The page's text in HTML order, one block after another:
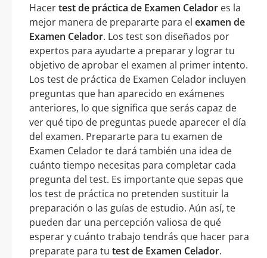
Hacertest de práctica de Examen Celador es la
mejor manera de prepararte para el examen de
Examen Celador. Los test son diseñados por
expertos para ayudarte a preparar y lograr tu
objetivo de aprobar el examen al primer intento.
Los test de práctica de Examen Celador incluyen
preguntas que han aparecido en exámenes
anteriores, lo que significa que serás capaz de
ver qué tipo de preguntas puede aparecer el día
del examen. Prepararte para tu examen de
Examen Celador te dará también una idea de
cuánto tiempo necesitas para completar cada
pregunta del test. Es importante que sepas que
los test de práctica no pretenden sustituir la
preparación o las guías de estudio. Aún así, te
pueden dar una percepción valiosa de qué
esperar y cuánto trabajo tendrás que hacer para
preparate para tu test de Examen Celador.